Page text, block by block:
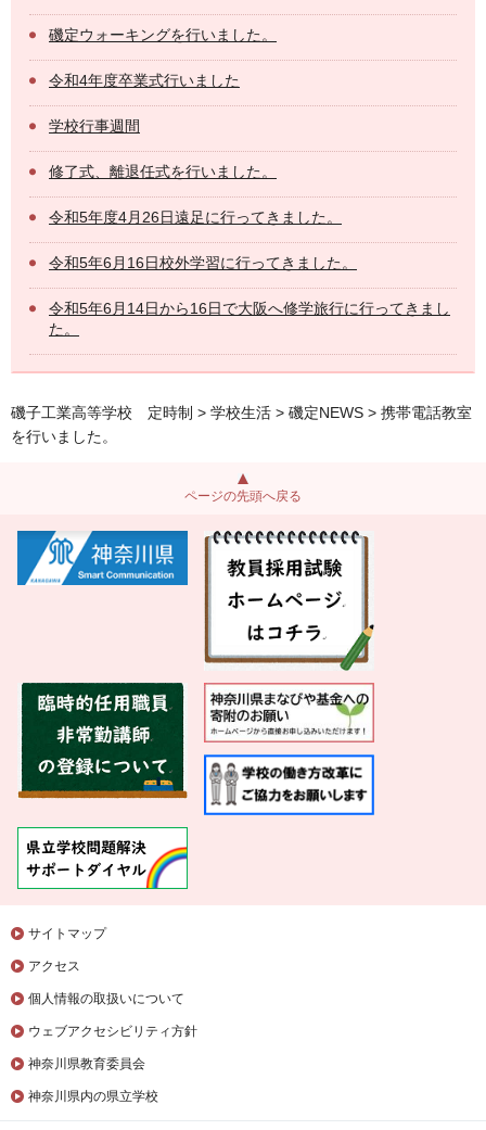
磯定ウォーキングを行いました。
令和4年度卒業式行いました
学校行事週間
修了式、離退任式を行いました。
令和5年度4月26日遠足に行ってきました。
令和5年6月16日校外学習に行ってきました。
令和5年6月14日から16日で大阪へ修学旅行に行ってきまし
た。
磯子工業高等学校 定時制 > 学校生活 > 磯定NEWS > 携帯電話教室
を行いました。
ページの先頭へ戻る
サイトマップ
アクセス
個人情報の取扱いについて
ウェブアクセシビリティ方針
神奈川県教育委員会
神奈川県内の県立学校